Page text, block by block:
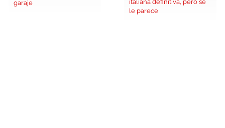
garaje
le parece